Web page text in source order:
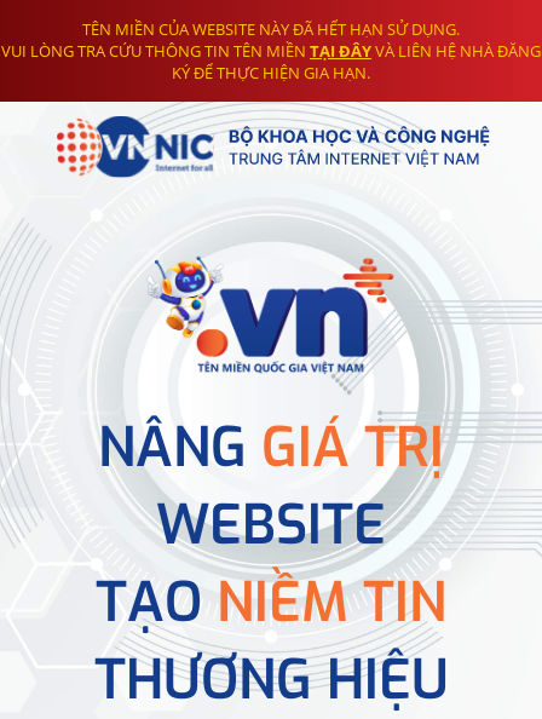
TÊN MIỀN CỦA WEBSITE NÀY ĐÃ HẾT HẠN SỬ DỤNG.
VUI LÒNG TRA CỨU THÔNG TIN TÊN MIỀN TẠI ĐÂYVÀ LIÊN HỆ NHÀ ĐĂNG
KÝ ĐỂ THỰC HIỆN GIA HẠN.
NÂNG GIÁ TRỊ
WEBSITE
TẠONIỀM TIN
THƯƠNG HIỆU